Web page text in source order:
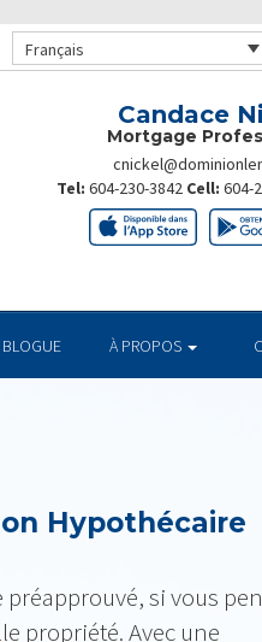
Français
Candace
Mortgage
Tel: 604-230-3842 Cell: 604-
BLOGUE À PROPOS
Hypothécaire
préapprouvé, si vous
propriété. Avec une